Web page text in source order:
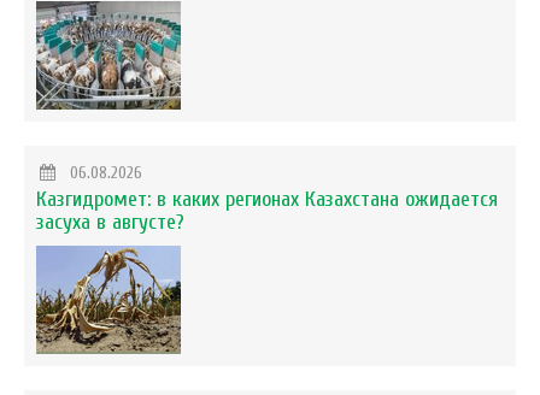
06.08.2026
Казгидромет: в каких регионах Казахстана ожидается
засуха в августе?